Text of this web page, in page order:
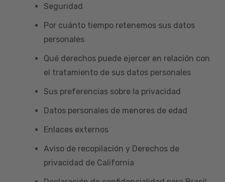
Seguridad
Por cuánto tiempo retenemos sus datos
personales
Qué derechos puede ejercer en relación con
el tratamiento de sus datos personales
Sus preferencias sobre la privacidad
Datos personales de menores de edad
Enlaces externos
Aviso de recopilación y Derechos de
privacidad de California